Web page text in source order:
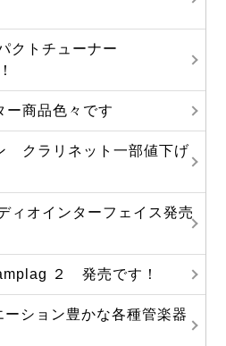
クトチューナー
ー商品色々です
クラリネット一部値下げ
オインターフェイス発売
２ 発売です！
ション豊かな各種管楽器